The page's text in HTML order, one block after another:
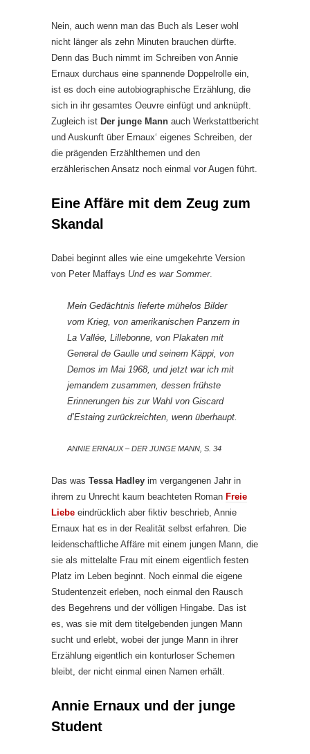
Nein, auch wenn man das Buch als Leser wohl
nicht länger als zehn Minuten brauchen dürfte.
Denn das Buch nimmt im Schreiben von Annie
Ernaux durchaus eine spannende Doppelrolle ein,
ist es doch eine autobiographische Erzählung, die
sich in ihr gesamtes Oeuvre einfügt und anknüpft.
Zugleich ist Der junge Mann auch Werkstattbericht
und Auskunft über Ernaux‘ eigenes Schreiben, der
die prägenden Erzählthemen und den
erzählerischen Ansatz noch einmal vor Augen führt.
Eine Affäre mit dem Zeug zum
Skandal
Dabei beginnt alles wie eine umgekehrte Version
von Peter Maffays Und es war Sommer.
Mein Gedächtnis lieferte mühelos Bilder
vom Krieg, von amerikanischen Panzern in
La Vallée, Lillebonne, von Plakaten mit
General de Gaulle und seinem Käppi, von
Demos im Mai 1968, und jetzt war ich mit
jemandem zusammen, dessen frühste
Erinnerungen bis zur Wahl von Giscard
d’Estaing zurückreichten, wenn überhaupt.
ANNIE ERNAUX – DER JUNGE MANN, S. 34
Das was Tessa Hadley im vergangenen Jahr in
ihrem zu Unrecht kaum beachteten Roman Freie
Liebe eindrücklich aber fiktiv beschrieb, Annie
Ernaux hat es in der Realität selbst erfahren. Die
leidenschaftliche Affäre mit einem jungen Mann, die
sie als mittelalte Frau mit einem eigentlich festen
Platz im Leben beginnt. Noch einmal die eigene
Studentenzeit erleben, noch einmal den Rausch
des Begehrens und der völligen Hingabe. Das ist
es, was sie mit dem titelgebenden jungen Mann
sucht und erlebt, wobei der junge Mann in ihrer
Erzählung eigentlich ein konturloser Schemen
bleibt, der nicht einmal einen Namen erhält.
Annie Ernaux und der junge
Student